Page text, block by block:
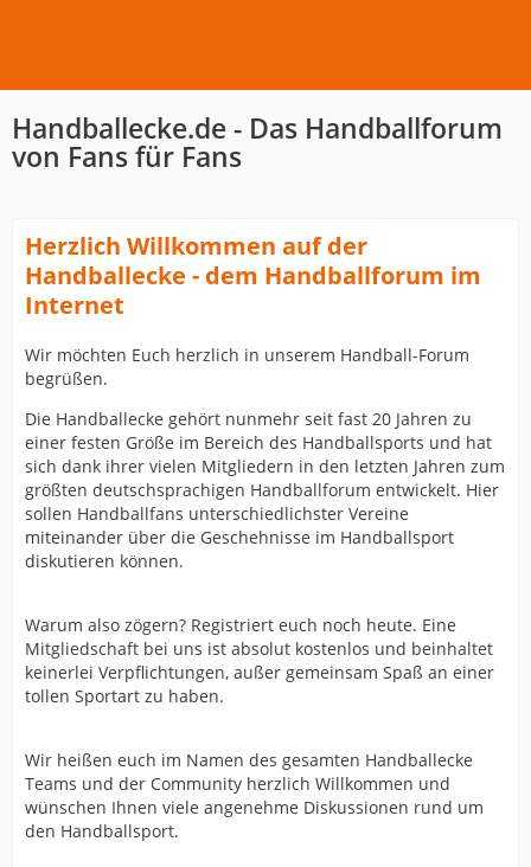
Handballecke.de - Das Handballforum
von Fans für Fans
Herzlich Willkommen auf der
Handballecke - dem Handballforum im
Internet
Wir möchten Euch herzlich in unserem Handball-Forum
begrüßen.
Die Handballecke gehört nunmehr seit fast 20 Jahren zu
einer festen Größe im Bereich des Handballsports und hat
sich dank ihrer vielen Mitgliedern in den letzten Jahren zum
größten deutschsprachigen Handballforum entwickelt. Hier
sollen Handballfans unterschiedlichster Vereine
miteinander über die Geschehnisse im Handballsport
diskutieren können.
Warum also zögern? Registriert euch noch heute. Eine
Mitgliedschaft bei uns ist absolut kostenlos und beinhaltet
keinerlei Verpflichtungen, außer gemeinsam Spaß an einer
tollen Sportart zu haben.
Wir heißen euch im Namen des gesamten Handballecke
Teams und der Community herzlich Willkommen und
wünschen Ihnen viele angenehme Diskussionen rund um
den Handballsport.